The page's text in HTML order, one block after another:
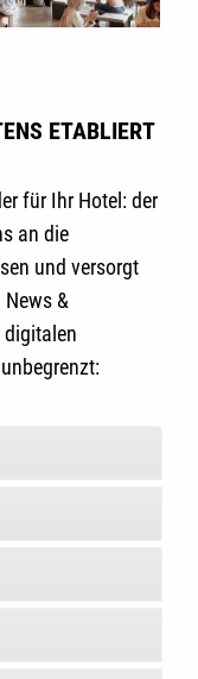
ETABLIERT
für Ihr Hotel : der
an die
und versorgt
&
digitalen